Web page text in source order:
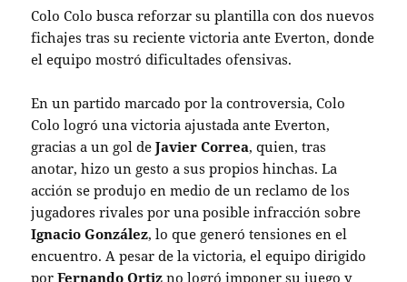
Colo Colo busca reforzar su plantilla con dos nuevos
fichajes tras su reciente victoria ante Everton, donde
el equipo mostró dificultades ofensivas.
En un partido marcado por la controversia, Colo
Colo logró una victoria ajustada ante Everton,
gracias a un gol deJavier Correa, quien, tras
anotar, hizo un gesto a sus propios hinchas. La
acción se produjo en medio de un reclamo de los
jugadores rivales por una posible infracción sobre
Ignacio González, lo que generó tensiones en el
encuentro. A pesar de la victoria, el equipo dirigido
porFernando Ortiz no logró imponer su juego y